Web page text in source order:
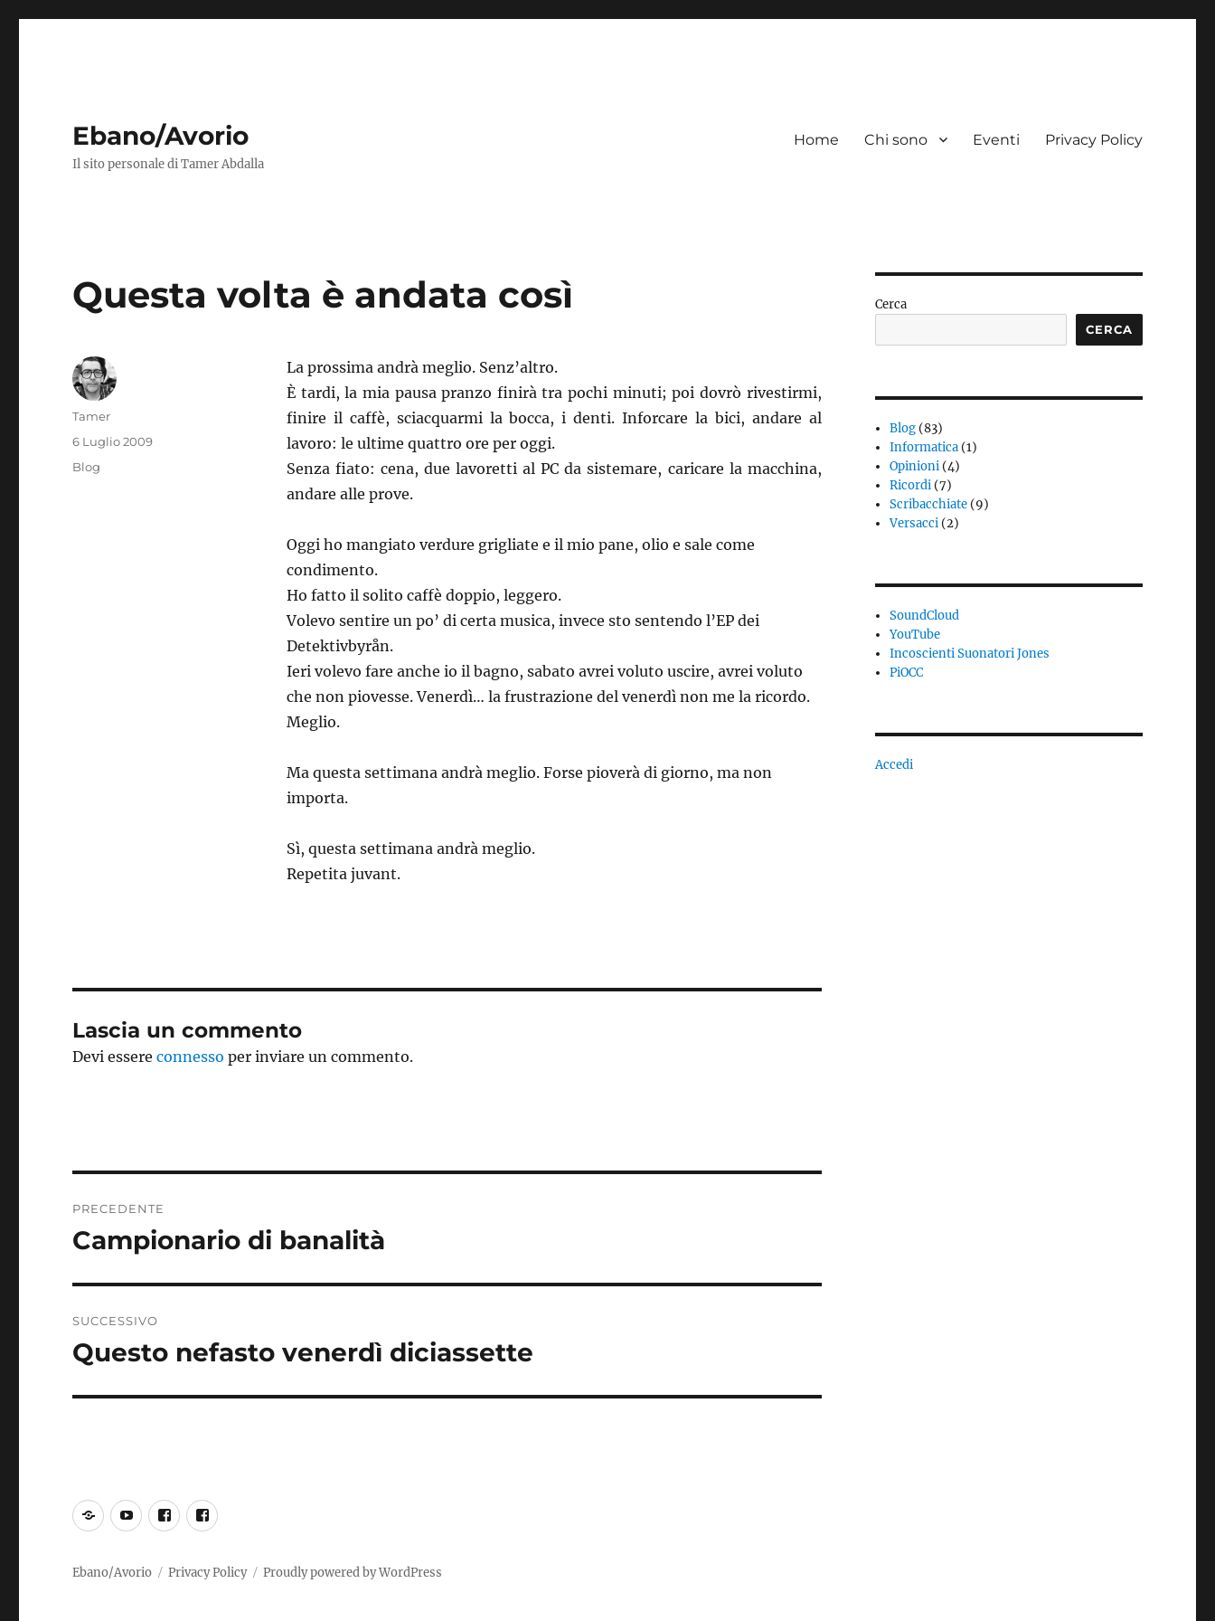
Ebano/Avorio
Il sito personale di Tamer Abdalla
Home Chi sono Eventi Privacy Policy
Questa volta è andata così
La prossima andrà meglio. Senz’altro.
È tardi, la mia pausa pranzo finirà tra pochi minuti; poi dovrò rivestirmi,
finire il caffè, sciacquarmi la bocca, i denti. Inforcare la bici, andare al
lavoro: le ultime quattro ore per oggi.
Senza fiato: cena, due lavoretti al PC da sistemare, caricare la macchina,
andare alle prove.
Oggi ho mangiato verdure grigliate e il mio pane, olio e sale come
condimento.
Ho fatto il solito caffè doppio, leggero.
Volevo sentire un po’ di certa musica, invece sto sentendo l’EP dei
Detektivbyrån.
Ieri volevo fare anche io il bagno, sabato avrei voluto uscire, avrei voluto
che non piovesse. Venerdì… la frustrazione del venerdì non me la ricordo.
Meglio.
Ma questa settimana andrà meglio. Forse pioverà di giorno, ma non
importa.
Sì, questa settimana andrà meglio.
Repetita juvant.
Autore
Tamer
Pubblicato
6 Luglio 2009
Categorie
Blog
Lascia un commento
Devi essereconnesso per inviare un commento.
articoli
PRECEDENTE
Articolo
Campionario di banalità
SUCCESSIVO
Articolo
Questo nefasto venerdì diciassette
Cerca
CERCA
Blog (83)
Informatica (1)
Opinioni (4)
Ricordi (7)
Scribacchiate (9)
Versacci (2)
SoundCloud
YouTube
Incoscienti Suonatori Jones
PiOCC
Accedi
SoundCloud
YouTubeIncoscienti
Jones
PiOCC
Ebano/Avorio Privacy Policy Proudly powered by WordPress